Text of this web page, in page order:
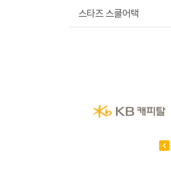
스타즈 스쿨어택